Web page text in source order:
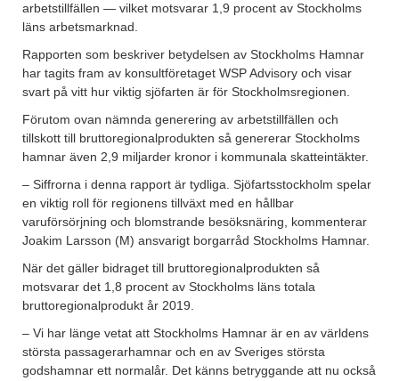
arbetstillfällen — vilket motsvarar 1,9 procent av Stockholms
läns arbetsmarknad.
Rapporten som beskriver betydelsen av Stockholms Hamnar
har tagits fram av konsultföretaget WSP Advisory och visar
svart på vitt hur viktig sjöfarten är för Stockholmsregionen.
Förutom ovan nämnda generering av arbetstillfällen och
tillskott till bruttoregionalprodukten så genererar Stockholms
hamnar även 2,9 miljarder kronor i kommunala skatteintäkter.
– Siffrorna i denna rapport är tydliga. Sjöfartsstockholm spelar
en viktig roll för regionens tillväxt med en hållbar
varuförsörjning och blomstrande besöksnäring, kommenterar
Joakim Larsson (M) ansvarigt borgarråd Stockholms Hamnar.
När det gäller bidraget till bruttoregionalprodukten så
motsvarar det 1,8 procent av Stockholms läns totala
bruttoregionalprodukt år 2019.
– Vi har länge vetat att Stockholms Hamnar är en av världens
största passagerarhamnar och en av Sveriges största
godshamnar ett normalår. Det känns betryggande att nu också